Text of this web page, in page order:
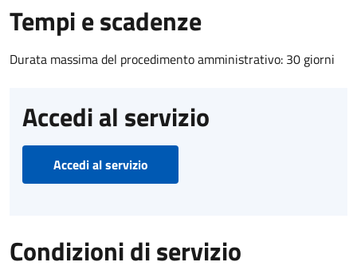
Tempi e scadenze
Durata massima del procedimento amministrativo: 30 giorni
Accedi al servizio
Accedi al servizio
Condizioni di servizio